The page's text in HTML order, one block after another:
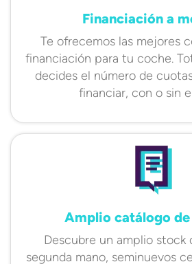
Financiación a
Te ofrecemos las mejores
financiación para tu coche.
decides el número de
financiar, con o sin
Amplio catálogo
Descubre un amplio stock
segunda mano, seminuevos